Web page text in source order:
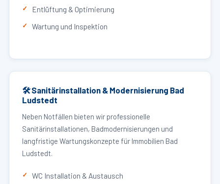
Entlüftung & Optimierung
Wartung und Inspektion
🛠 Sanitärinstallation & Modernisierung Bad
Ludstedt
Neben Notfällen bieten wir professionelle
Sanitärinstallationen, Badmodernisierungen und
langfristige Wartungskonzepte für Immobilien Bad
Ludstedt.
WC Installation & Austausch